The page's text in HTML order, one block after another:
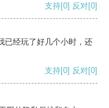
支持[0] 反对[0]
已经玩了好几个小时，还
支持[0] 反对[0]